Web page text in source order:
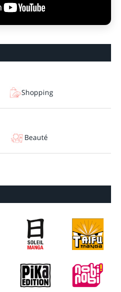
Shopping
Beauté